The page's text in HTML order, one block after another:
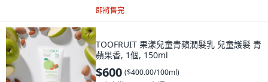
即將售完
TOOFRUIT 果漾兒童青蘋潤髮乳 兒童護髮 青
蘋果香, 1個, 150ml
$600 ($400.00/100ml)